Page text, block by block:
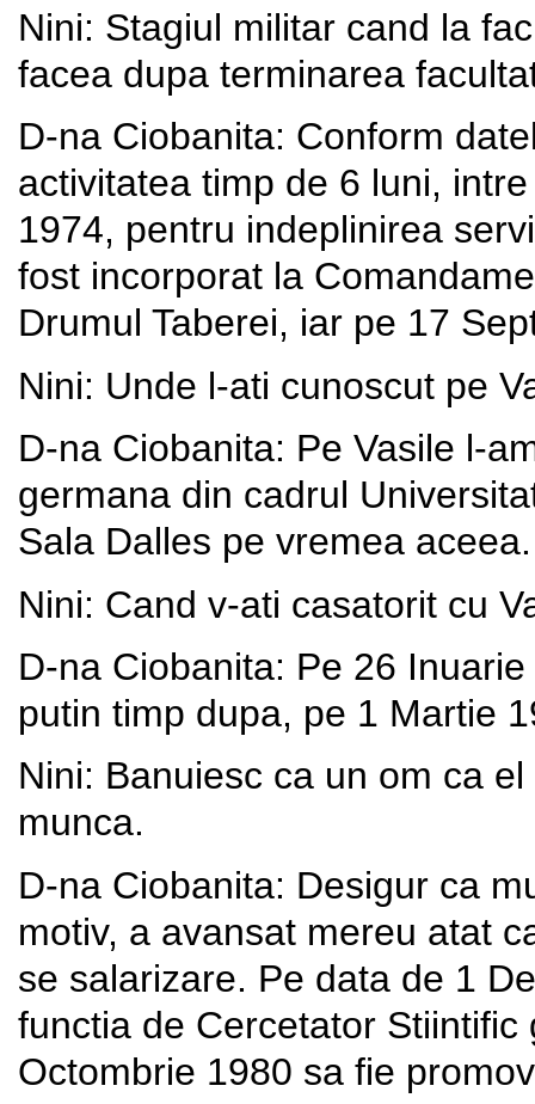
Nini: Stagiul militar cand la
facea dupa terminarea
D-na Ciobanita: Conform
activitatea timp de 6 luni,
1974, pentru indeplinirea
fost incorporat la
Drumul Taberei, iar pe 17
Nini: Unde l-ati cunoscut pe
D-na Ciobanita: Pe Vasile l-
germana din cadrul
Sala Dalles pe vremea aceea.
Nini: Cand v-ati casatorit cu
D-na Ciobanita: Pe 26
putin timp dupa, pe 1 Martie
Nini: Banuiesc ca un om ca
munca.
D-na Ciobanita: Desigur ca
motiv, a avansat mereu atat
se salarizare. Pe data de 1
functia de Cercetator
Octombrie 1980 sa fie